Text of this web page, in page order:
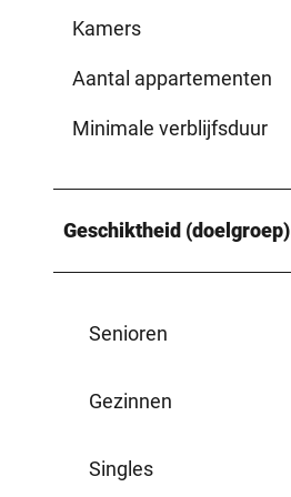
Kamers
Aantal appartementen
Minimale verblijfsduur
Geschiktheid (doelgroep)
Senioren
Gezinnen
Singles